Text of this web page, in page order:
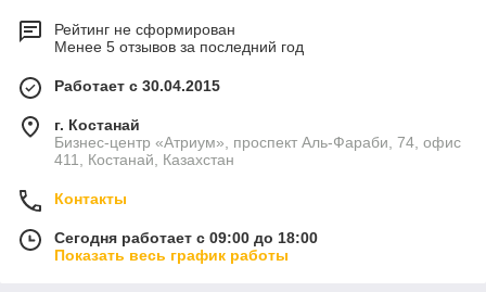
Рейтинг не сформирован
Менее 5 отзывов за последний год
Работает с 30.04.2015
г. Костанай
Бизнес-центр «Атриум», проспект Аль-Фараби, 74, офис
411, Костанай, Казахстан
Контакты
Сегодня работает с 09:00 до 18:00
Показать весь график работы